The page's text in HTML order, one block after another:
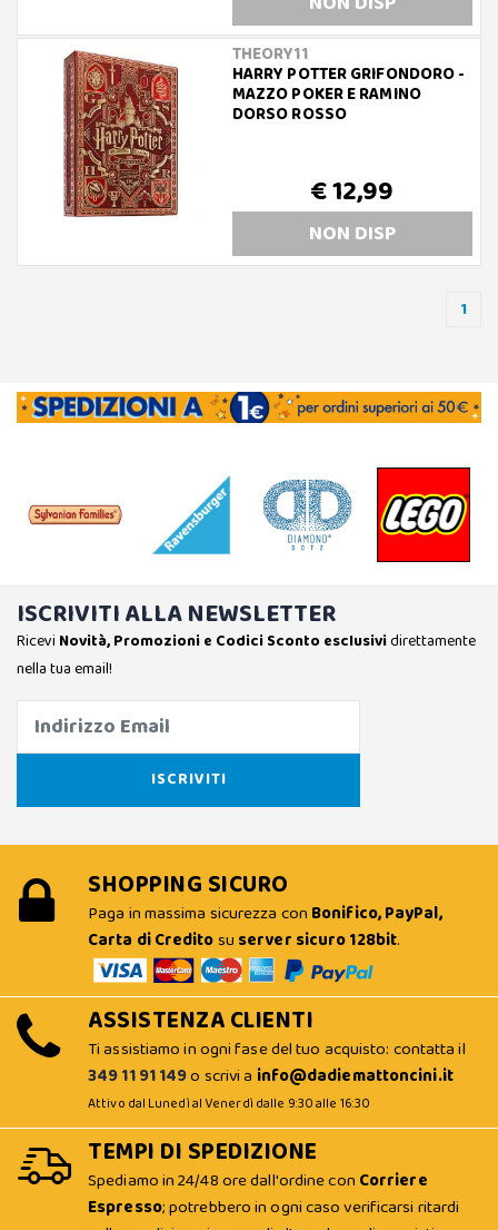
THEORY11
HARRY POTTER GRIFONDORO -
MAZZO POKER E RAMINO
DORSO ROSSO
€ 12,99
NON DISP
1
ISCRIVITI ALLA NEWSLETTER
Ricevi Novità, Promozioni e Codici Sconto esclusividirettamente
nella tua email!
SHOPPING SICURO
Paga in massima sicurezza con Bonifico, PayPal,
Carta di Creditosu server sicuro 128bit.
ASSISTENZA CLIENTI
Ti assistiamo in ogni fase del tuo acquisto: contatta il
349 11 91 149o scrivi a info@dadiemattoncini.it
Attivo dal Lunedì al Venerdì dalle 9:30 alle 16:30
TEMPI DI SPEDIZIONE
Spediamo in 24/48 ore dall'ordine con Corriere
Espresso; potrebbero in ogni caso verificarsi ritardi